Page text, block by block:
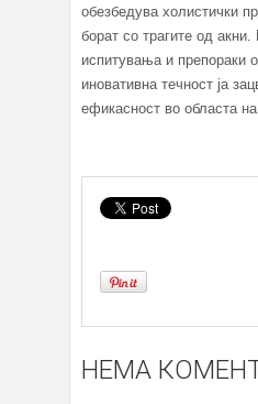
обезбедува холистички
борат со трагите од
испитувања и препораки
иновативна течност ја
ефикасност во областа
НЕМА